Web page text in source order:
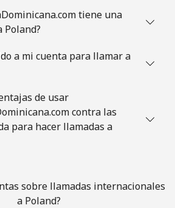
tiene una
a mi cuenta para llamar a
de usar
contra las
para hacer llamadas a
sobre llamadas internacionales
a Poland?